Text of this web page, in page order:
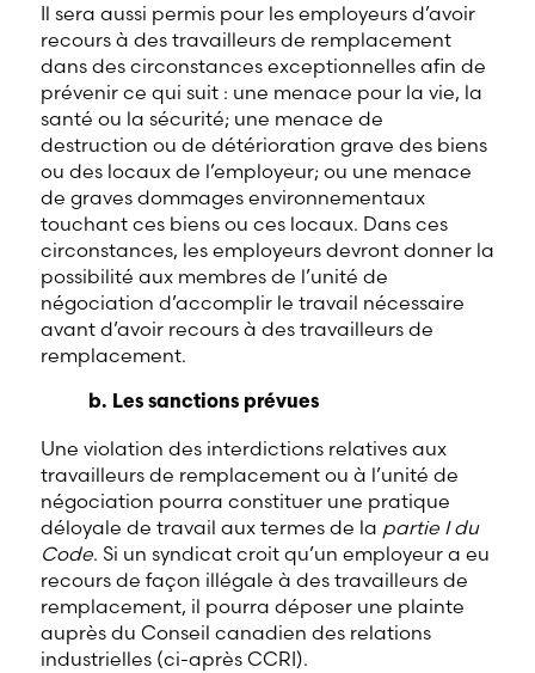
Il sera aussi permis pour les employeurs d’avoir
recours à des travailleurs de remplacement
dans des circonstances exceptionnelles afin de
prévenir ce qui suit : une menace pour la vie, la
santé ou la sécurité; une menace de
destruction ou de détérioration grave des biens
ou des locaux de l’employeur; ou une menace
de graves dommages environnementaux
touchant ces biens ou ces locaux. Dans ces
circonstances, les employeurs devront donner la
possibilité aux membres de l’unité de
négociation d’accomplir le travail nécessaire
avant d’avoir recours à des travailleurs de
remplacement.
b. Les sanctions prévues
Une violation des interdictions relatives aux
travailleurs de remplacement ou à l’unité de
négociation pourra constituer une pratique
déloyale de travail aux termes de la partie I du
Code. Si un syndicat croit qu’un employeur a eu
recours de façon illégale à des travailleurs de
remplacement, il pourra déposer une plainte
auprès du Conseil canadien des relations
industrielles (ci-après CCRI).